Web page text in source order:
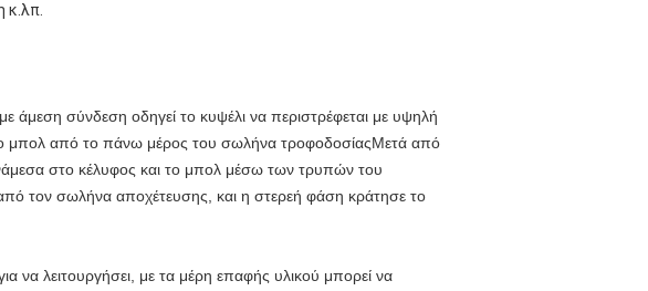
κ.λπ.
άμεση σύνδεση οδηγεί το κυψέλι να περιστρέφεται με υψηλή
μπολ από το πάνω μέρος του σωλήνα τροφοδοσίαςΜετά από
στο κέλυφος και το μπολ μέσω των τρυπών του
τον σωλήνα αποχέτευσης, και η στερεή φάση κράτησε το
να λειτουργήσει, με τα μέρη επαφής υλικού μπορεί να